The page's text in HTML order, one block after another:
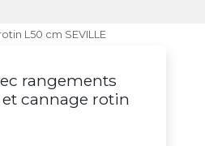
L50 cm SEVILLE
rangements
cannage rotin